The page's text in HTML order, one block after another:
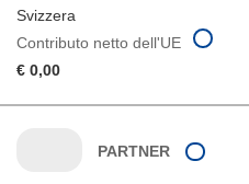
Svizzera
Contributo netto dell'UE
€ 0,00
PARTNER